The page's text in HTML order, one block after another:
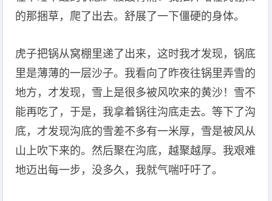
的那捆草，爬了出去。舒展了一下僵硬的身体。
虎子把锅从窝棚里递了出来，这时我才发现，锅底
里是薄薄的一层沙子。我看向了昨夜往锅里弄雪的
地方，才发现，雪上是很多被风吹来的黄沙！雪不
能再吃了，于是，我拿着锅往沟底走去。等下了沟
底，才发现沟底的雪差不多有一米厚，雪是被风从
山上吹下来的。然后聚在沟底，越聚越厚。我艰难
地迈出每一步，没多久，我就气喘吁吁了。